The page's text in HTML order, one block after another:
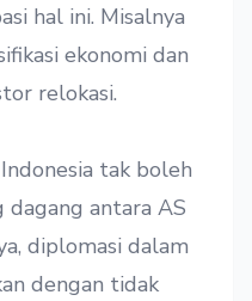
hal ini. Misalnya
ekonomi dan
relokasi.
tak boleh
antara AS
diplomasi dalam
dengan tidak